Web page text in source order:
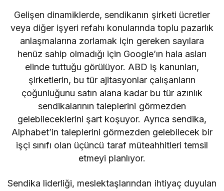
Gelişen dinamiklerde, sendikanın şirketi ücretler
veya diğer işyeri refahı konularında toplu pazarlık
anlaşmalarına zorlamak için gereken sayılara
henüz sahip olmadığı için Google’ın hala asları
elinde tuttuğu görülüyor. ABD iş kanunları,
şirketlerin, bu tür ajitasyonlar çalışanların
çoğunluğunu satın alana kadar bu tür azınlık
sendikalarının taleplerini görmezden
gelebileceklerini şart koşuyor. Ayrıca sendika,
Alphabet’in taleplerini görmezden gelebilecek bir
işçi sınıfı olan üçüncü taraf müteahhitleri temsil
etmeyi planlıyor.
Sendika liderliği, meslektaşlarından ihtiyaç duyulan